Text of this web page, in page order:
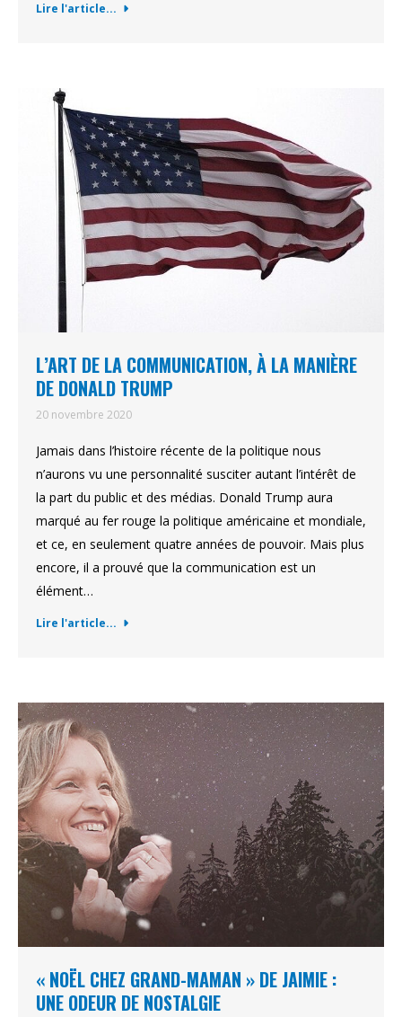
Lire l'article...
L’ART DE LA COMMUNICATION, À LA MANIÈRE
DE DONALD TRUMP
20 novembre 2020
Jamais dans l’histoire récente de la politique nous
n’aurons vu une personnalité susciter autant l’intérêt de
la part du public et des médias. Donald Trump aura
marqué au fer rouge la politique américaine et mondiale,
et ce, en seulement quatre années de pouvoir. Mais plus
encore, il a prouvé que la communication est un
élément…
Lire l'article...
« NOËL CHEZ GRAND-MAMAN » DE JAIMIE :
UNE ODEUR DE NOSTALGIE